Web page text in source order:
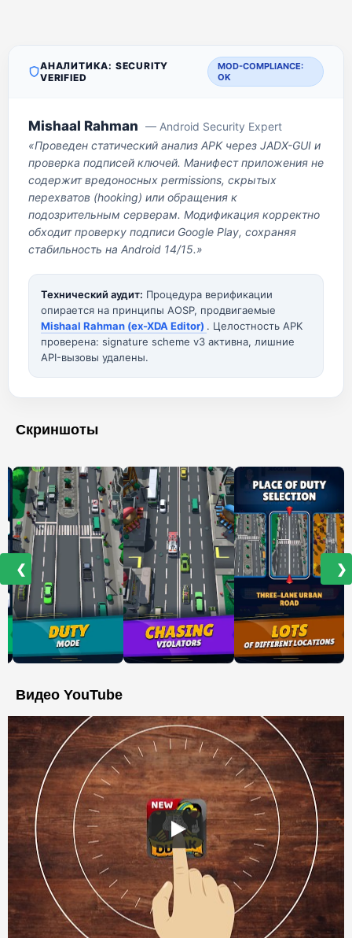
АНАЛИТИКА: SECURITY
VERIFIED
MOD-COMPLIANCE:
OK
Mishaal Rahman — Android Security Expert
«Проведен статический анализ APK через JADX-GUI и
проверка подписей ключей. Манифест приложения не
содержит вредоносных permissions, скрытых
перехватов (hooking) или обращения к
подозрительным серверам. Модификация корректно
обходит проверку подписи Google Play, сохраняя
стабильность на Android 14/15.»
Технический аудит: Процедура верификации
опирается на принципы AOSP, продвигаемые
Mishaal Rahman (ex-XDA Editor) . Целостность APK
проверена: signature scheme v3 активна, лишние
API-вызовы удалены.
Скриншоты
❮ ❯
Видео YouTube